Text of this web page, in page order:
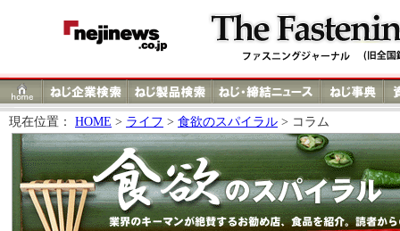
現在位置： HOME > ライフ > 食欲のスパイラル > コラム